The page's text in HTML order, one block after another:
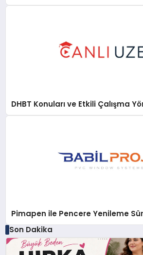
DHBT Konuları ve Etkili Çalışma
Pimapen ile Pencere Yenileme
Son Dakika